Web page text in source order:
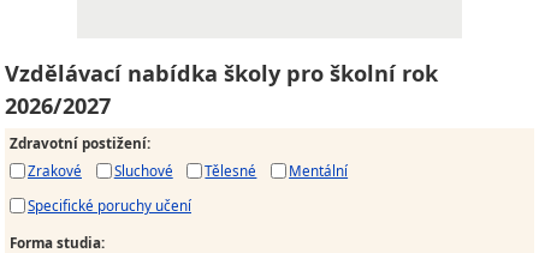
Vzdělávací nabídka školy pro školní rok
2026/2027
Zdravotní postižení:
Zrakové
Sluchové Tělesné
Mentální
Specifické poruchy učení
Forma studia: